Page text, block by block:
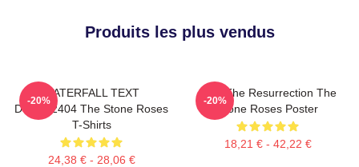
Produits les plus vendus
WATERFALL TEXT
DTNK22404 The Stone Roses
T-Shirts
24,38 € - 28,06 €
-20%
I Am The Resurrection The
Stone Roses Poster
18,21 € - 42,22 €
-20%